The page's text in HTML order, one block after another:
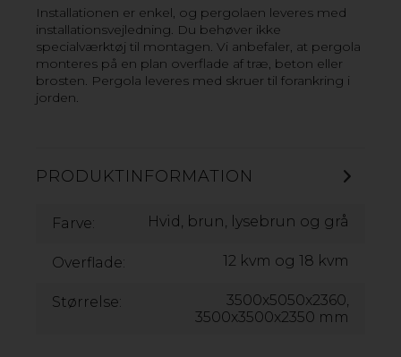
Installationen er enkel, og pergolaen leveres med
installationsvejledning. Du behøver ikke
specialværktøj til montagen. Vi anbefaler, at pergola
monteres på en plan overflade af træ, beton eller
brosten. Pergola leveres med skruer til forankring i
jorden.
PRODUKTINFORMATION
Farve: Hvid, brun, lysebrun og grå
Overflade: 12 kvm og 18 kvm
Størrelse:
3500x5050x2360,
3500x3500x2350 mm